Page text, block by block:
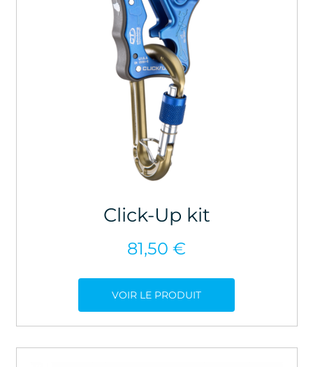
Click-Up kit
81,50 €
VOIR LE PRODUIT